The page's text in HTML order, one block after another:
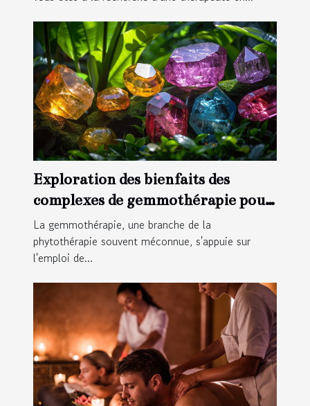
Exploration des bienfaits des
complexes de gemmothérapie pour
le bien-être
La gemmothérapie, une branche de la
phytothérapie souvent méconnue, s'appuie sur
l'emploi de...